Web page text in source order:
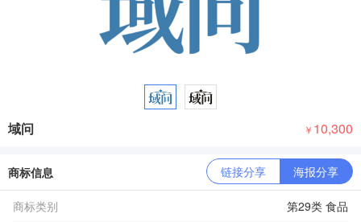
域问 ￥ 10,300
商标信息 链接分享 海报分享
商标类别
第29类 食品